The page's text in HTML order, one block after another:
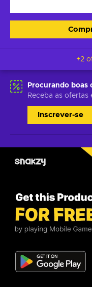
+2
Procurando boas
Receba as ofertas
Inscrever-se